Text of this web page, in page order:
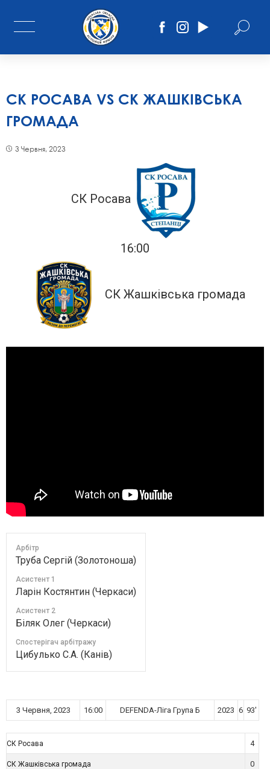
СК РОСАВА VS СК ЖАШКІВСЬКА
ГРОМАДА
3 Червня, 2023
СК Росава
16:00
СК Жашківська громада
Арбітр
Труба Сергій (Золотоноша)
Асистент 1
Ларін Костянтин (Черкаси)
Асистент 2
Біляк Олег (Черкаси)
Спостерігач арбітражу
Цибулько С.А. (Канів)
3 Червня, 2023 16:00 DEFENDA-Ліга Група Б 2023 6 93'
СК Росава 4
СК Жашківська громада 0